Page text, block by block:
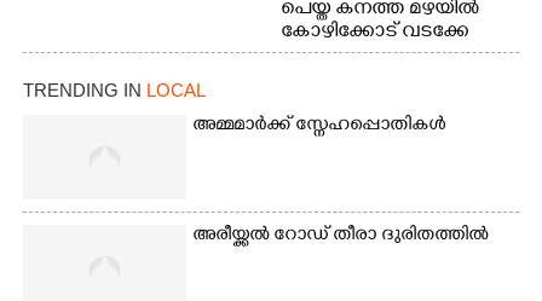
പെയ്ത കനത്ത മഴയിൽ
കോഴിക്കോട് വടക്കേ
വയലിൽ വെള്ളം
വെള്ളത്തിലൂടെ
നായ. ഫോട്ടോ: കെ.വിശ്വജി
ത്ത്
TRENDING IN LOCAL
അമ്മമാർക്ക് സ്നേഹപ്പൊതികൾ
അരീയ്ക്കൽ റോഡ് തീരാ ദുരിതത്തിൽ